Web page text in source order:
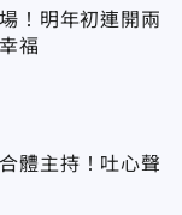
！明年初連開兩
福
體主持！吐心聲